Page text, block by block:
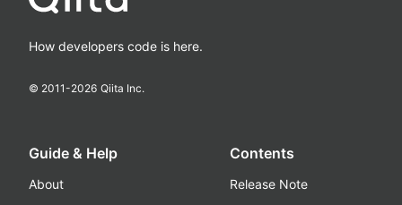
How developers code is here.
© 2011-2026 Qiita Inc.
Guide & Help
About
Contents
Release Note